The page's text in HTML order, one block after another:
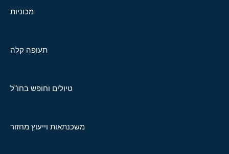
מכוניות
תעופה קלה
טיולים וחופש בחו"ל
משכנתאות וייעוץ מחזור